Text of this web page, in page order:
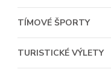
TÍMOVÉ ŠPORTY
TURISTICKÉ VÝLETY